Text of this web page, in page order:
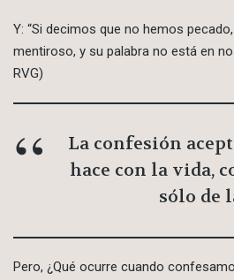
Y: “Si decimos que no hemos
mentiroso, y su palabra no está en
RVG)
La confesión
hace con la vida,
sólo de
Pero, ¿Qué ocurre cuando